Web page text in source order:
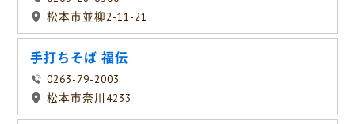
松本市並柳2-11-21
手打ちそば 福伝
0263-79-2003
松本市奈川4233